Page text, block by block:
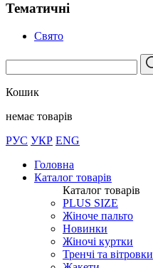
Тематичні
Свято
Кошик
немає товарів
РУС УКР ENG
Головна
Каталог товарів
Каталог товарів
PLUS SIZE
Жіноче пальто
Новинки
Жіночі куртки
Тренчі та вітровки